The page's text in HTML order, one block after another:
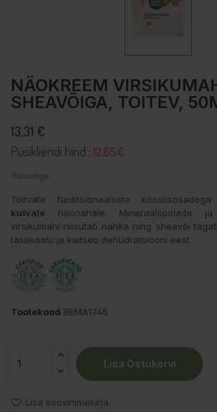
NÄOKREEM
SHEAVÕIGA, TOITEV,
13,31 €
Püsikliendi hind : 12.65 €
Maksudega
Toitvate funktsionaalsete
kuivale näonahale. Mineraalsoolade
virsikumahl niisutab nahka ning sheavõi
tasakaalu ja kaitseb dehüdratsiooni eest.
Tootekood BEMA1746
Lisa Ostukorvi
Lisa soovinimekirja